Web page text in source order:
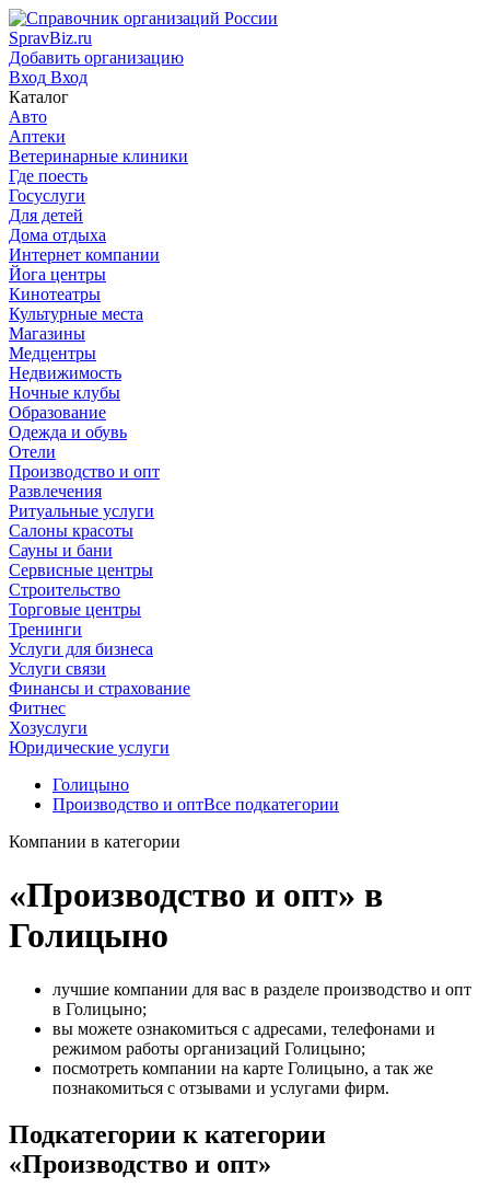
SpravBiz.ru
Добавить организацию
Вход Вход
Каталог
Авто
Аптеки
Ветеринарные клиники
Где поесть
Госуслуги
Для детей
Дома отдыха
Интернет компании
Йога центры
Кинотеатры
Культурные места
Магазины
Медцентры
Недвижимость
Ночные клубы
Образование
Одежда и обувь
Отели
Производство и опт
Развлечения
Ритуальные услуги
Салоны красоты
Сауны и бани
Сервисные центры
Строительство
Торговые центры
Тренинги
Услуги для бизнеса
Услуги связи
Финансы и страхование
Фитнес
Хозуслуги
Юридические услуги
Голицыно
Производство и оптВсе подкатегории
Компании в категории
«Производство и опт» в
Голицыно
лучшие компании для вас в разделе производство и опт
в Голицыно;
вы можете ознакомиться с адресами, телефонами и
режимом работы организаций Голицыно;
посмотреть компании на карте Голицыно, а так же
познакомиться с отзывами и услугами фирм.
Подкатегории к категории
«Производство и опт»